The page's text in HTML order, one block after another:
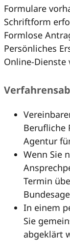
Formulare
Schriftform
Formlose
Persönliches
Online-Dienste
Berufliche
Agentur
Wenn Sie
Termin
In einem
Sie
abgeklärt